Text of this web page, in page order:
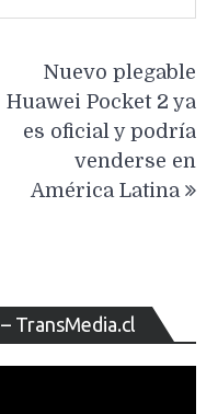
Nuevo plegable
Huawei Pocket 2 ya
es oficial y podría
venderse en
América Latina
TransMedia.cl
de